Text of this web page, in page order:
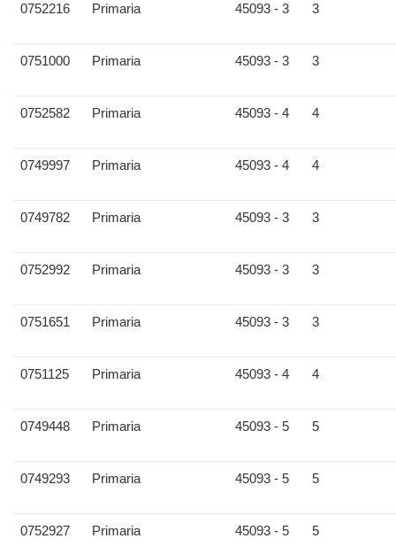
0752216 Primaria 45093 - 3 3
0751000 Primaria 45093 - 3 3
0752582 Primaria 45093 - 4 4
0749997 Primaria 45093 - 4 4
0749782 Primaria 45093 - 3 3
0752992 Primaria 45093 - 3 3
0751651 Primaria 45093 - 3 3
0751125 Primaria 45093 - 4 4
0749448 Primaria 45093 - 5 5
0749293 Primaria 45093 - 5 5
0752927 Primaria 45093 - 5 5